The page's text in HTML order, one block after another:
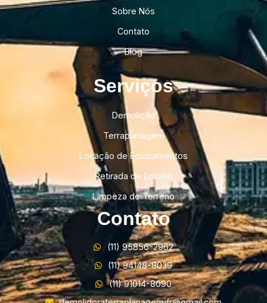
Sobre Nós
Contato
Blog
Serviços
Demolição
Terraplanagem
Locação de Equipamentos
Retirada de Entulho
Limpeza de Terreno
Contato
(11) 95856-2962
(11) 94148-8039
(11) 91014-8090